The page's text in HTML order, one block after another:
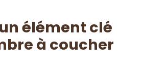
élément clé
à coucher